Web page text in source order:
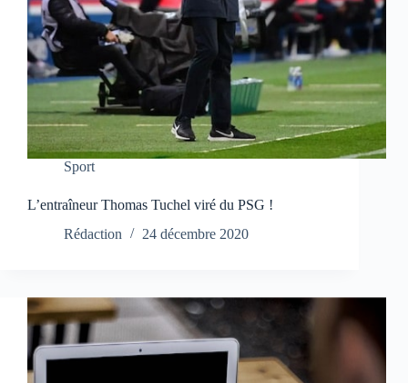
Sport
L’entraîneur Thomas Tuchel viré du PSG !
Rédaction
24 décembre 2020